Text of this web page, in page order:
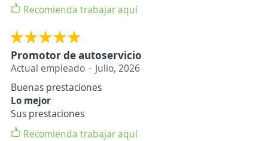
Recomienda trabajar aquí
Promotor de autoservicio
Actual empleado
Julio, 2026
Buenas prestaciones
Lo mejor
Sus prestaciones
Recomienda trabajar aquí